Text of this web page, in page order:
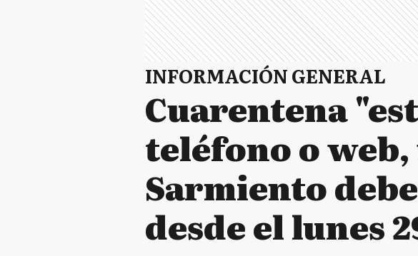
INFORMACIÓN GENERAL
Cuarentena
teléfono o
Sarmiento
desde el lunes